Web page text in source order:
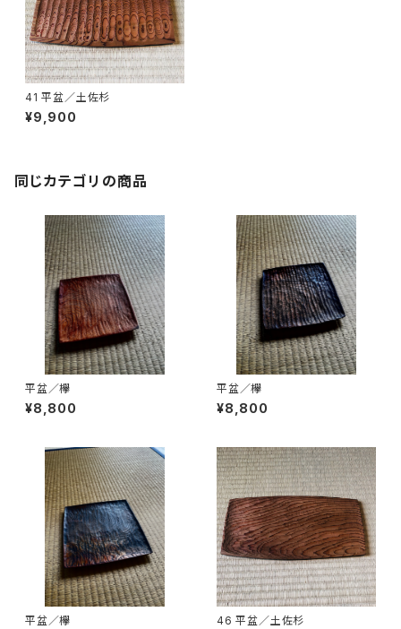
41 平盆／土佐杉
¥9,900
同じカテゴリの商品
平盆／欅
¥8,800
平盆／欅
¥8,800
平盆／欅 46 平盆／土佐杉